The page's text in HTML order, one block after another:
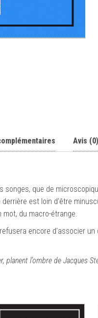
Avis (0)
songes, que de
derrière est loin d’être
mot, du macro-étrange.
encore d’associer
l’ombre de Jacques